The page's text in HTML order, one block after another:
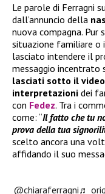
Le parole di Ferragni
dall’annuncio della
nuova compagna.
situazione familiare o
lasciato intendere il
messaggio incentrato
lasciati sotto il video
interpretazioni dei
con Fedez. Tra i
come: “Il fatto che tu
prova della tua
scelto ancora una
affidando il suo
@chiaraferragni♬